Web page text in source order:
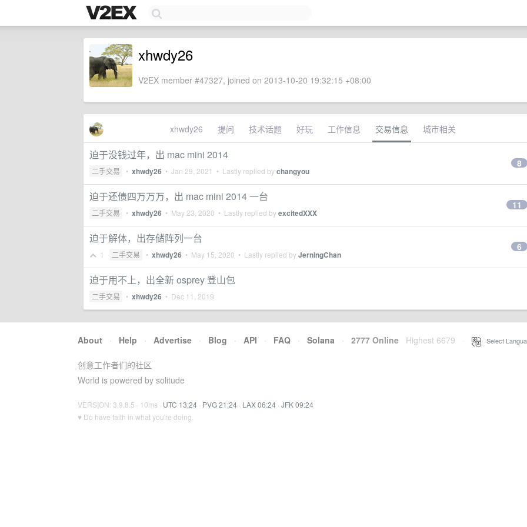
xhwdy26
V2EX member #47327, joined on 2013-10-20 19:32:15 +08:00
xhwdy26 提问 技术话题 好玩 工作信息 交易信息 城市相关
迫于没钱过年，出 mac mini 2014
二手交易 • xhwdy26 • Jan 29, 2021 • Lastly replied bychangyou
8
迫于还债四万万万，出 mac mini 2014 一台
二手交易 • xhwdy26 • May 23, 2020 • Lastly replied byexcitedXXX
11
迫于解体，出存储阵列一台
1 二手交易 • xhwdy26 • May 15, 2020 • Lastly replied byJerningChan
6
迫于用不上，出全新 osprey 登山包
二手交易 • xhwdy26 • Dec 11, 2019
About · Help · Advertise · Blog · API · FAQ · Solana · 2777 Online Highest 6679 Select
创意工作者们的社区
World is powered by solitude
VERSION: 3.9.8.5 · 10ms · UTC 13:24 · PVG 21:24 · LAX 06:24 · JFK 09:24
♥ Do have faith in what you're doing.